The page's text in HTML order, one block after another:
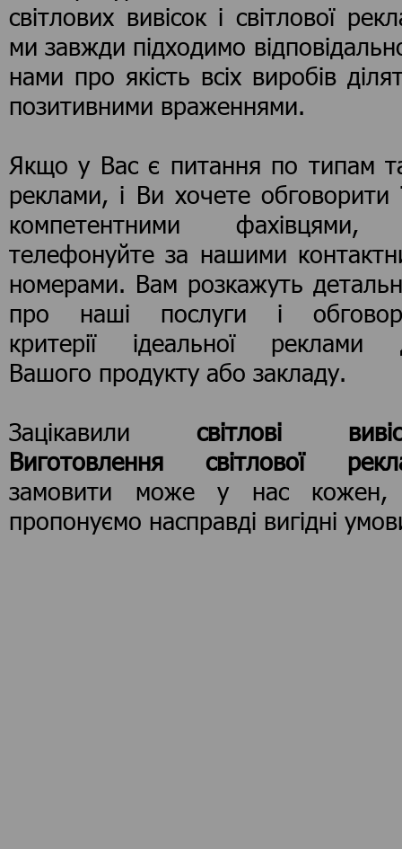
світлових вивісок і світлової
ми завжди підходимо
нами про якість всіх виробів
позитивними враженнями.
Якщо у Вас є питання по типам
реклами, і Ви хочете обговорити
компетентними
телефонуйте за нашими
номерами. Вам розкажуть
про наші послуги і
критерії ідеальної реклами
Вашого продукту або закладу.
Зацікавили світлові
Виготовлення світлової
замовити може у нас
пропонуємо насправді вигідні